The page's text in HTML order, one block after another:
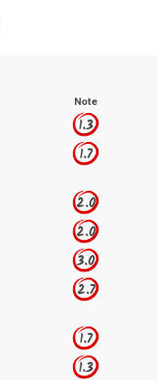
Note
1.3
1.7
2.0
2.0
3.0
2.7
1.7
1.3